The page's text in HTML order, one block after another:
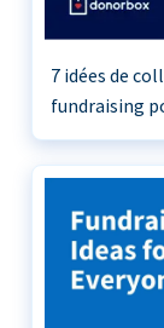
7 idées de
fundraising